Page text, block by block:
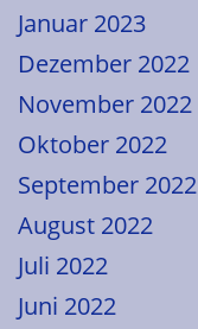
Januar 2023
Dezember 2022
November 2022
Oktober 2022
September 2022
August 2022
Juli 2022
Juni 2022